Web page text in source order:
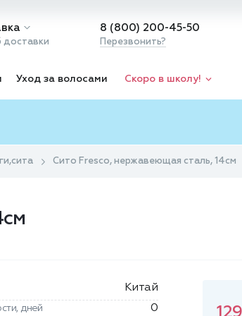
доставки
8 (800) 200-45-50
Перезвонить?
Уход за волосами Скоро в школу!
Сито Fresco, нержавеющая сталь, 14см
Китай
дней 0